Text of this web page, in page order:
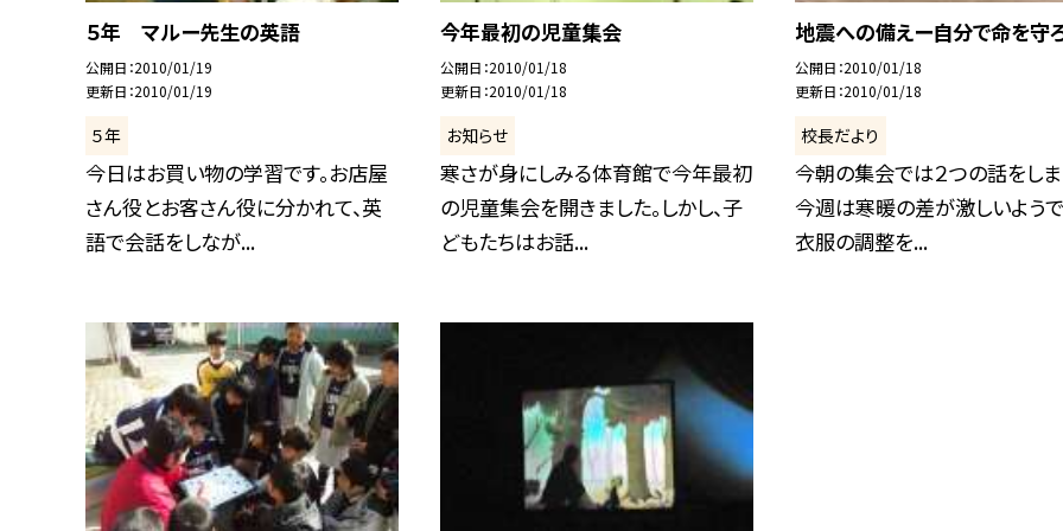
５年 マルー先生の英語
公開日 2010/01/19
更新日 2010/01/19
５年
今日はお買い物の学習です。お店屋
さん役とお客さん役に分かれて、英
語で会話をしなが...
今年最初の児童集会
公開日 2010/01/18
更新日 2010/01/18
お知らせ
寒さが身にしみる体育館で今年最初
の児童集会を開きました。しかし、子
どもたちはお話...
地震への備えー自分で命を守
公開日 2010/01/18
更新日 2010/01/18
校長だより
今朝の集会では２つの話をしま
今週は寒暖の差が激しいようで
衣服の調整を...